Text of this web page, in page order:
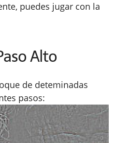
puedes jugar con la
Alto
de deteminadas
pasos: